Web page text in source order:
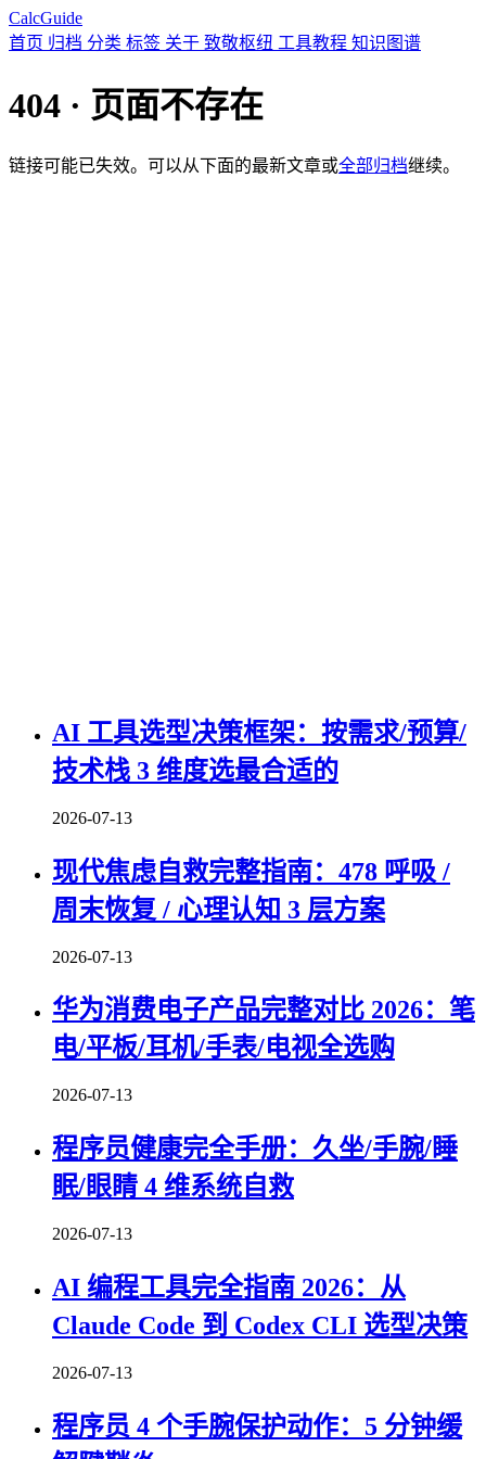
CalcGuide
首页 归档 分类 标签 关于 致敬枢纽 工具教程 知识图谱
404 · 页面不存在
链接可能已失效。可以从下面的最新文章或全部归档继续。
AI 工具选型决策框架：按需求/预算/
技术栈 3 维度选最合适的
2026-07-13
现代焦虑自救完整指南：478 呼吸 /
周末恢复 / 心理认知 3 层方案
2026-07-13
华为消费电子产品完整对比 2026：笔
电/平板/耳机/手表/电视全选购
2026-07-13
程序员健康完全手册：久坐/手腕/睡
眠/眼睛 4 维系统自救
2026-07-13
AI 编程工具完全指南 2026：从
Claude Code 到 Codex CLI 选型决策
2026-07-13
程序员 4 个手腕保护动作：5 分钟缓